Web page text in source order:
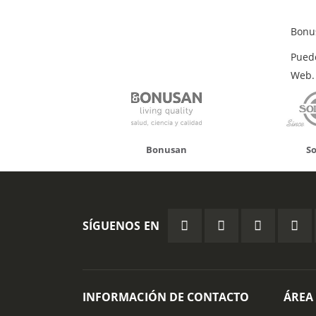
Web.
Solgar Hifas
SÍGUENOS EN
INFORMACIÓN DE CONTACTO